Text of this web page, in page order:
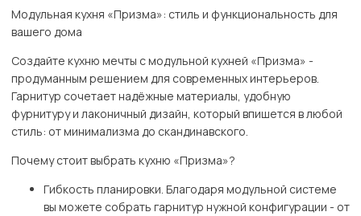
Модульная кухня «Призма»: стиль и функциональность для
вашего дома
Создайте кухню мечты с модульной кухней «Призма» -
продуманным решением для современных интерьеров.
Гарнитур сочетает надёжные материалы, удобную
фурнитуру и лаконичный дизайн, который впишется в любой
стиль: от минимализма до скандинавского.
Почему стоит выбрать кухню «Призма»?
Гибкость планировки. Благодаря модульной системе
вы можете собрать гарнитур нужной конфигурации - от